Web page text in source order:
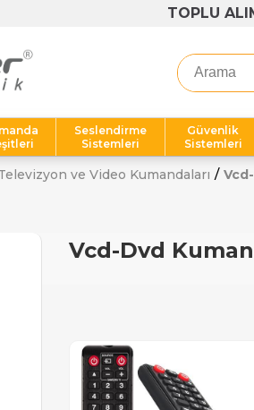
TOPLU
Seslendirme
Sistemleri
Güvenlik
Sistemleri
ve Video Kumandaları
Vcd-Dvd